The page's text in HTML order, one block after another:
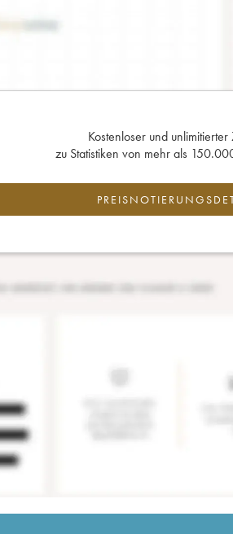
Kostenloser und
zu Statistiken von mehr als